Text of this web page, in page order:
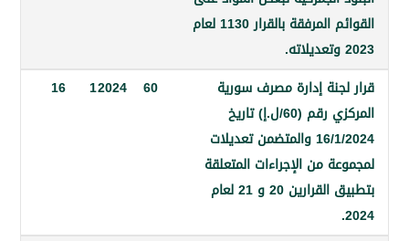
القوائم المرفقة بالقرار 1130 لعام
إدارة مصرف سورية
المركزي رقم (60/ل.إ) تاريخ
16/1/2024 والمتضمن تعديلات
من الإجراءات المتعلقة
بتطبيق القرارين 20 و 21 لعام
60
16